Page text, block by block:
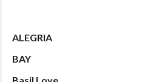
ALEGRIA
BAY
Basil Love